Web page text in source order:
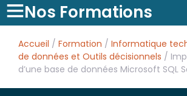
Nos Formations
Accueil / Formation / Informatique
de données et Outils décisionnels /
d’une base de données Microsoft SQL